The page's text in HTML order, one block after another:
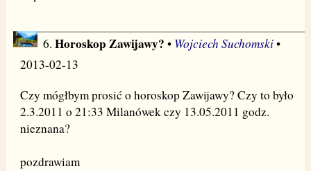
6. Horoskop Zawijawy? • Wojciech Suchomski•
2013-02-13
Czy mógłbym prosić o horoskop Zawijawy? Czy to było
2.3.2011 o 21:33 Milanówek czy 13.05.2011 godz.
nieznana?
pozdrawiam